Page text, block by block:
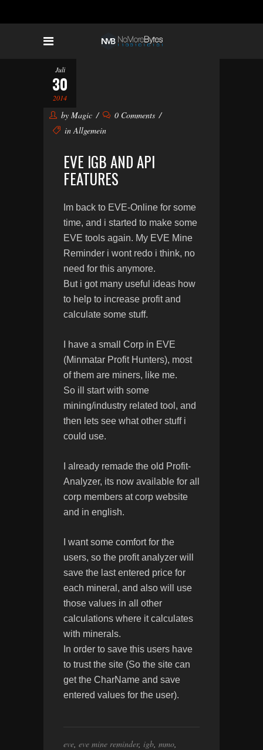
Juli
30
2014
by Magic
0 Comments
inAllgemein
EVE IGB AND API
FEATURES
Im back to EVE-Online for some
time, and i started to make some
EVE tools again. My EVE Mine
Reminder i wont redo i think, no
need for this anymore.
But i got many useful ideas how
to help to increase profit and
calculate some stuff.
I have a small Corp in EVE
(Minmatar Profit Hunters), most
of them are miners, like me.
So ill start with some
mining/industry related tool, and
then lets see what other stuff i
could use.
I already remade the old Profit-
Analyzer, its now available for all
corp members at corp website
and in english.
I want some comfort for the
users, so the profit analyzer will
save the last entered price for
each mineral, and also will use
those values in all other
calculations where it calculates
with minerals.
In order to save this users have
to trust the site (So the site can
get the CharName and save
entered values for the user).
eve, eve mine reminder, igb, mmo,